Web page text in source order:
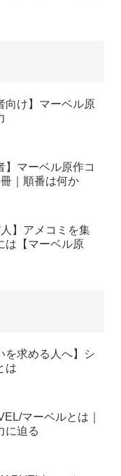
向け】マーベル原
】マーベル原作コ
｜順番は何か
】アメコミを集
は【マーベル原
を求める人へ】シ
は
マーベルとは｜
に迫る